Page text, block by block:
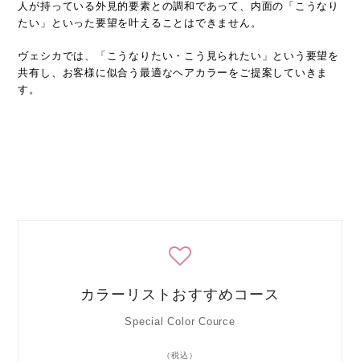
人が持っている外見的要素との調和であって、内面の「こうなり
たい」といった要望を叶えることはできません。
ヴェシカでは、「こうなりたい・こう見られたい」という要望を
共有し、お客様に似合う最適なヘアカラーをご提案していきま
す。
カラーリストおすすめコース
Special Color Cource
（税込）